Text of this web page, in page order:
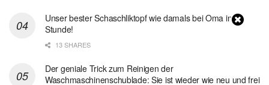
Unser bester Schaschliktopf wie damals bei Oma in 1
Stunde!
13 SHARES
Der geniale Trick zum Reinigen der
Waschmaschinenschublade: Sie ist wieder wie neu und frei